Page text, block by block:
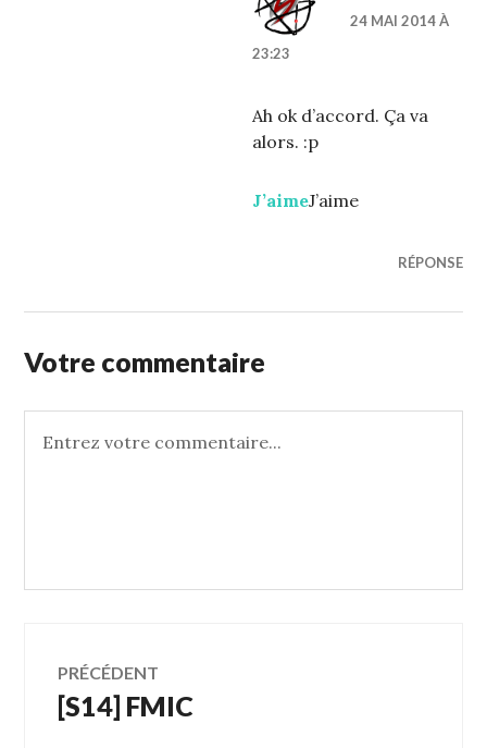
24 MAI 2014 À
23:23
Ah ok d’accord. Ça va
alors. :p
J’aimeJ’aime
RÉPONSE
Votre commentaire
Navigation
des
PRÉCÉDENT
Article
[S14] FMIC